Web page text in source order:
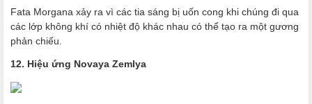
Fata Morgana xảy ra vì các tia sáng bị uốn cong khi chúng đi qua
các lớp không khí có nhiệt độ khác nhau có thể tạo ra một gương
phản chiếu.
12. Hiệu ứng Novaya Zemlya